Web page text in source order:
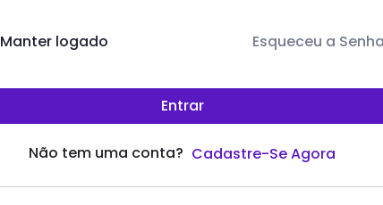
Manter logado Esqueceu a
Entrar
Não tem uma conta? Cadastre-Se Agora